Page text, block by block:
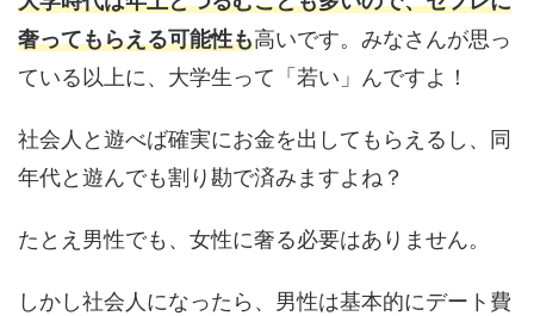
奢ってもらえる可能性も高いです。みなさんが思っ
ている以上に、大学生って「若い」んですよ！
社会人と遊べば確実にお金を出してもらえるし、同
年代と遊んでも割り勘で済みますよね？
たとえ男性でも、女性に奢る必要はありません。
しかし社会人になったら、男性は基本的にデート費